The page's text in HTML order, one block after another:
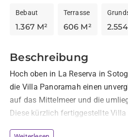
Bebaut
1.367 M²
Terrasse
606 M²
Beschreibung
Hoch oben in La Reserva in
die Villa Panoramah einen
auf das Mittelmeer und die
Diese kürzlich fertiggestellte